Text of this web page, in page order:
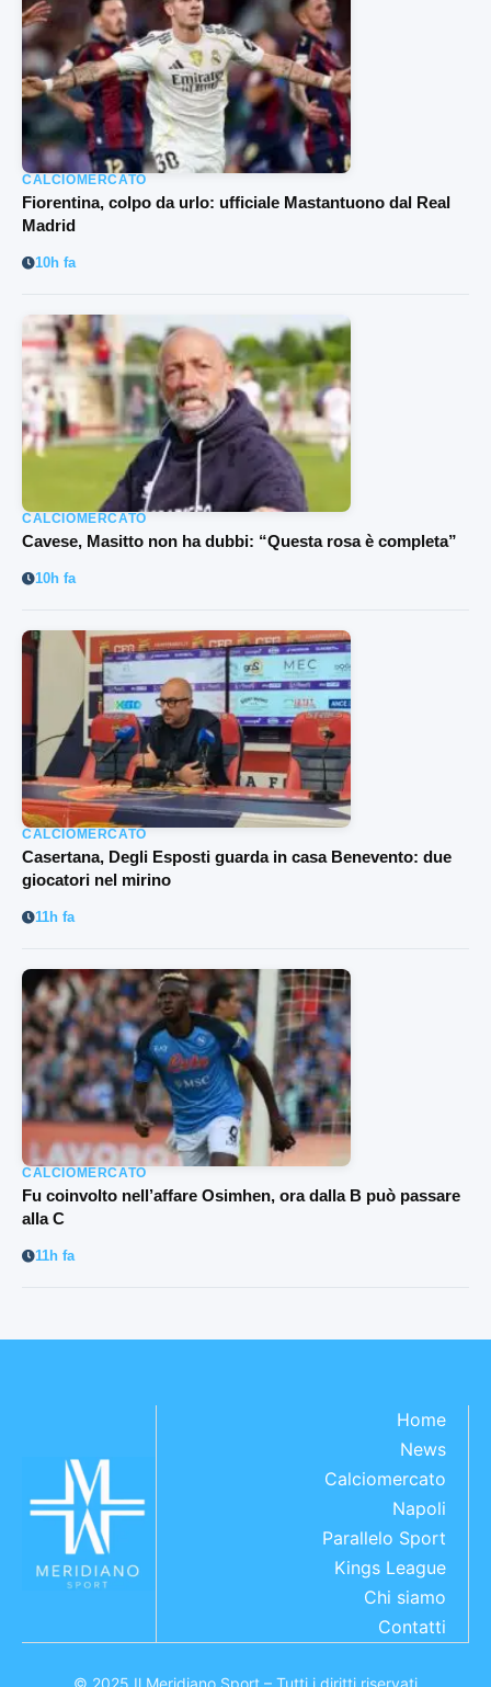
CALCIOMERCATO
Fiorentina, colpo da urlo: ufficiale Mastantuono dal Real
Madrid
10h fa
CALCIOMERCATO
Cavese, Masitto non ha dubbi: “Questa rosa è completa”
10h fa
CALCIOMERCATO
Casertana, Degli Esposti guarda in casa Benevento: due
giocatori nel mirino
11h fa
CALCIOMERCATO
Fu coinvolto nell’affare Osimhen, ora dalla B può passare
alla C
11h fa
Home
News
Calciomercato
Napoli
Parallelo Sport
Kings League
Chi siamo
Contatti